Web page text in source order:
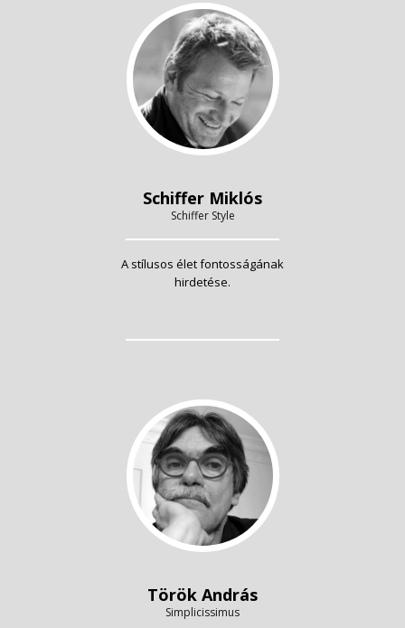
Schiffer Miklós
Schiffer Style
A stílusos élet fontosságának
hirdetése.
Török András
Simplicissimus